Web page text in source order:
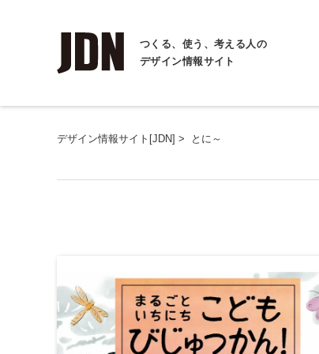
つくる、使う、考える人の
デザイン情報サイト
デザイン情報サイト[JDN] > とに～